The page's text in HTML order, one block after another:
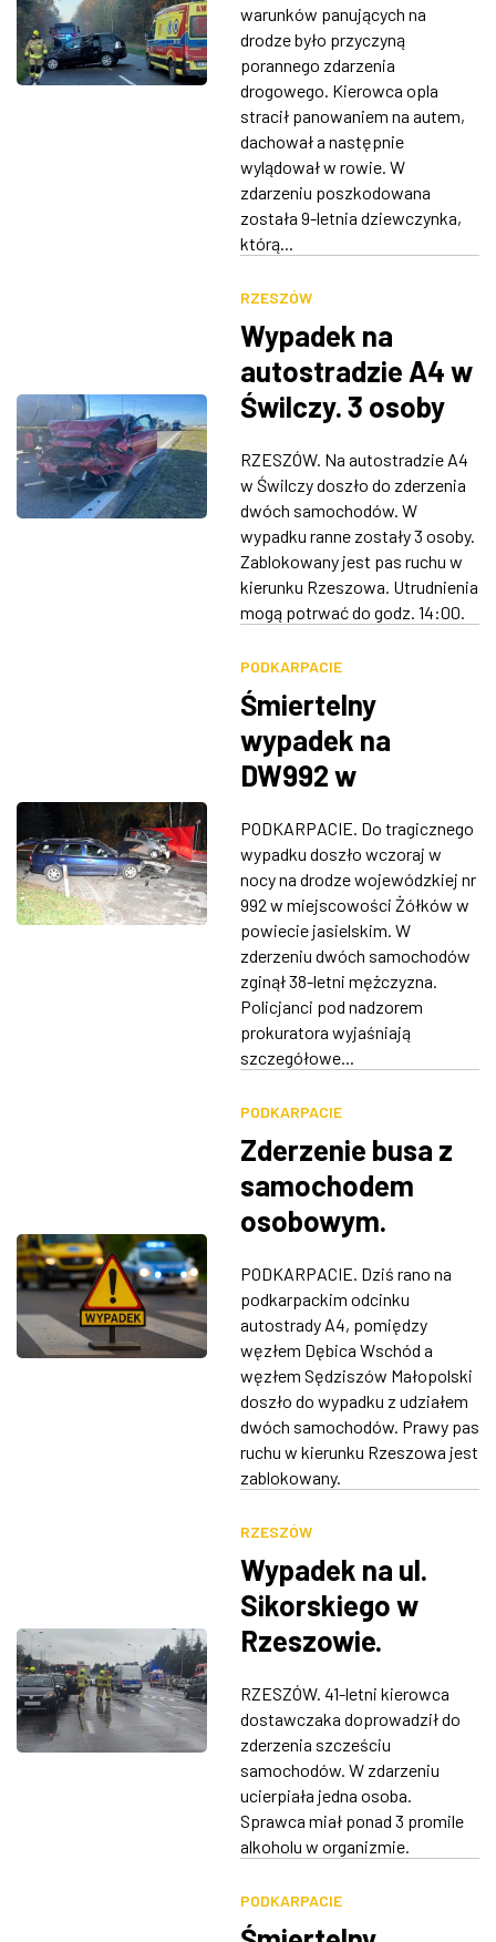
warunków panujących na
drodze było przyczyną
porannego zdarzenia
drogowego. Kierowca opla
stracił panowaniem na autem,
dachował a następnie
wylądował w rowie. W
zdarzeniu poszkodowana
została 9-letnia dziewczynka,
którą...
RZESZÓW
Wypadek na
autostradzie A4 w
Świlczy. 3 osoby
w ruchu
RZESZÓW. Na autostradzie A4
w Świlczy doszło do zderzenia
dwóch samochodów. W
wypadku ranne zostały 3 osoby.
Zablokowany jest pas ruchu w
kierunku Rzeszowa. Utrudnienia
mogą potrwać do godz. 14:00.
PODKARPACIE
Śmiertelny
wypadek na
DW992 w
PODKARPACIE. Do tragicznego
wypadku doszło wczoraj w
nocy na drodze wojewódzkiej nr
992 w miejscowości Żółków w
powiecie jasielskim. W
zderzeniu dwóch samochodów
zginął 38-letni mężczyzna.
Policjanci pod nadzorem
prokuratora wyjaśniają
szczegółowe...
PODKARPACIE
Zderzenie busa z
samochodem
osobowym.
w kierunku
Rzeszowa
PODKARPACIE. Dziś rano na
podkarpackim odcinku
autostrady A4, pomiędzy
węzłem Dębica Wschód a
węzłem Sędziszów Małopolski
doszło do wypadku z udziałem
dwóch samochodów. Prawy pas
ruchu w kierunku Rzeszowa jest
zablokowany.
RZESZÓW
Wypadek na ul.
Sikorskiego w
Rzeszowie.
pojazdów,
sprawca był pijany
RZESZÓW. 41-letni kierowca
dostawczaka doprowadził do
zderzenia szcześciu
samochodów. W zdarzeniu
ucierpiała jedna osoba.
Sprawca miał ponad 3 promile
alkoholu w organizmie.
PODKARPACIE